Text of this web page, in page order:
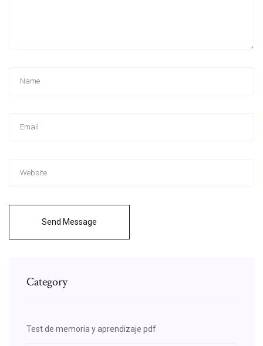
Send Message
Category
Test de memoria y aprendizaje pdf